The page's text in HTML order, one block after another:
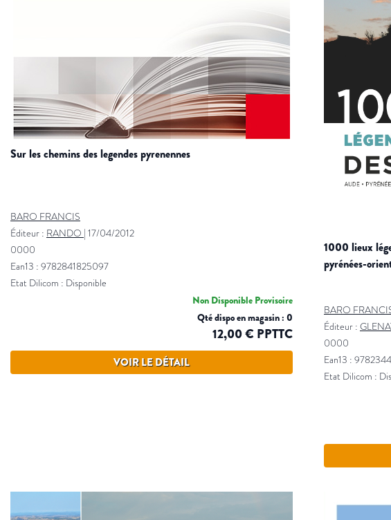
sur les chemins des legendes pyrenennes
BARO FRANCIS
Éditeur : RANDO | 17/04/2012
0000
Ean13 : 9782841825097
Etat Dilicom : Disponible
Non Disponible Provisoire
Qté dispo en magasin : 0
12,00 € PPTTC
VOIR LE DÉTAIL
1000 lieux légendaires et mystérieux des pyrénées vol. 1 - aude,
pyrénées-
BARO
Éditeur :
0000
Ean13 :
Etat Dilicom :